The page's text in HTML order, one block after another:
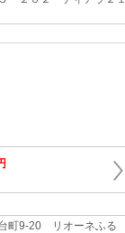
町9‐20 リオーネふる